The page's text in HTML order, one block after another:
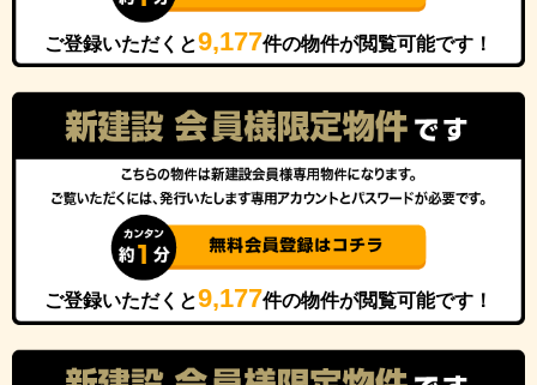
ご登録いただくと9,177件の物件が閲覧可能です！
ご登録いただくと9,177件の物件が閲覧可能です！